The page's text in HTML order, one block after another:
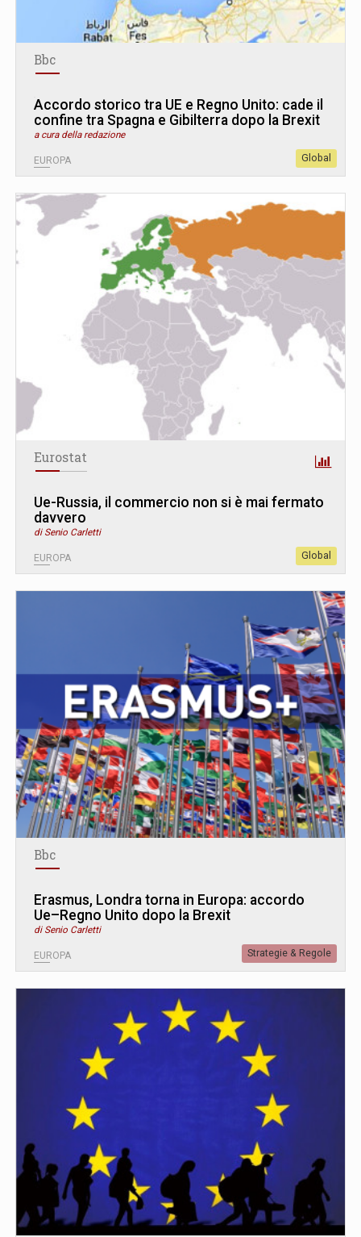
Bbc
Accordo storico tra UE e Regno Unito: cade il
confine tra Spagna e Gibilterra dopo la Brexit
a cura della redazione
EUROPA Global
Eurostat
Ue-Russia, il commercio non si è mai fermato
davvero
di Senio Carletti
EUROPA Global
Bbc
Erasmus, Londra torna in Europa: accordo
Ue–Regno Unito dopo la Brexit
di Senio Carletti
EUROPA Strategie & Regole